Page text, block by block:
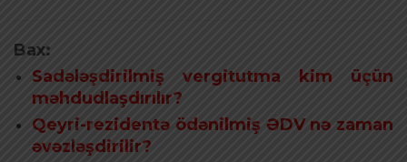
Bax:
Sadələşdirilmiş vergitutma kim üçün
məhdudlaşdırılır?
Qeyri-rezidentə ödənilmiş ƏDV nə zaman
əvəzləşdirilir?